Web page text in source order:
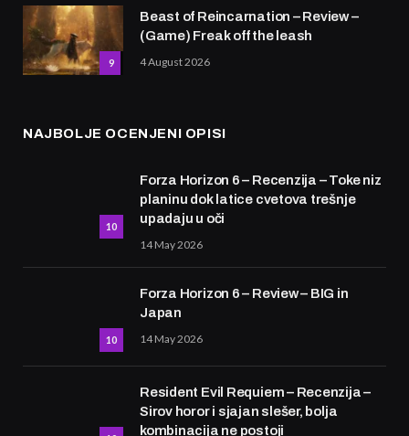
9
Beast of Reincarnation – Review –
(Game) Freak off the leash
4 August 2026
NAJBOLJE OCENJENI OPISI
10
Forza Horizon 6 – Recenzija – Toke niz
planinu dok latice cvetova trešnje
upadaju u oči
14 May 2026
10
Forza Horizon 6 – Review – BIG in
Japan
14 May 2026
Resident Evil Requiem – Recenzija –
Sirov horor i sjajan slešer, bolja
kombinacija ne postoji